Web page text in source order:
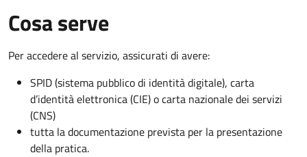
Cosa serve
Per accedere al servizio, assicurati di avere:
SPID (sistema pubblico di identità digitale), carta
d’identità elettronica (CIE) o carta nazionale dei servizi
(CNS)
tutta la documentazione prevista per la presentazione
della pratica.